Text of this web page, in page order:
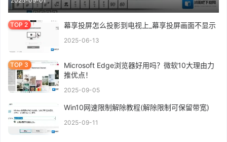
幕享投屏怎么投影到电视上_幕享投屏画面不显示
2025-06-13
Microsoft Edge浏览器好用吗？微软10大理由力
推优点！
2025-09-05
Win10网速限制解除教程(解除限制可保留带宽)
2025-09-11